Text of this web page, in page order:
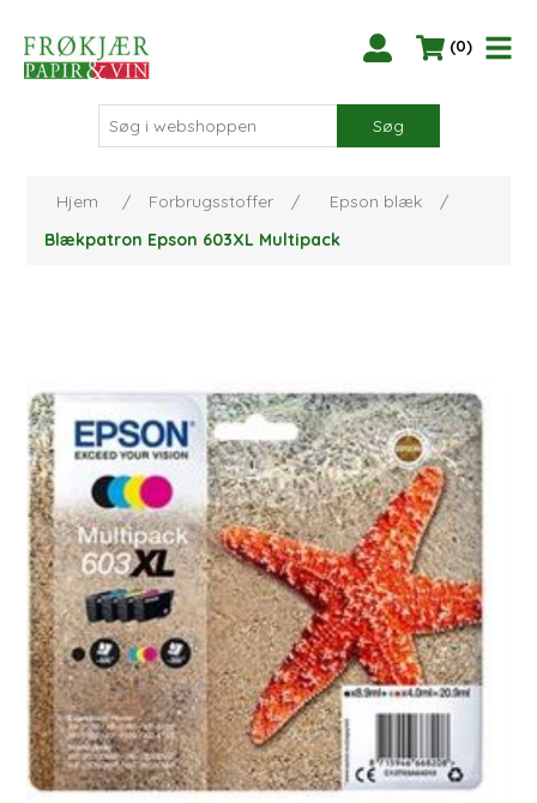
(0)
Søg
Hjem / Forbrugsstoffer / Epson blæk
/
Blækpatron Epson 603XL Multipack